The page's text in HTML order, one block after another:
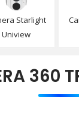
Starlight
Uniview
360